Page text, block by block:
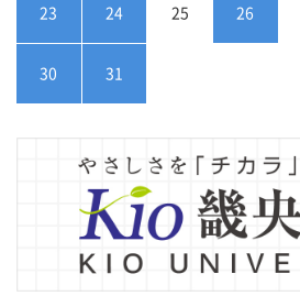
23 24 25 26
30 31